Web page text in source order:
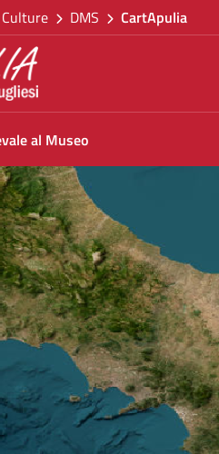
DMS CartApulia
al Museo